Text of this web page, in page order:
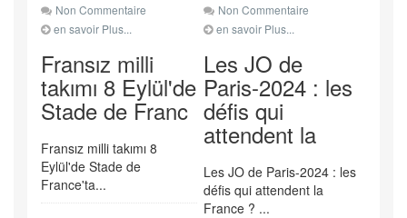
Non Commentaire
en savoir Plus...
Fransız milli
takımı 8 Eylül'de
Stade de Franc
Fransız milli takımı 8
Eylül'de Stade de
France'ta...
Non Commentaire
en savoir Plus...
Les JO de
Paris-2024 : les
défis qui
attendent la
Les JO de Paris-2024 : les
défis qui attendent la
France ? ...